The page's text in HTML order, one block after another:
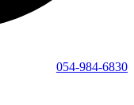
054-984-6830